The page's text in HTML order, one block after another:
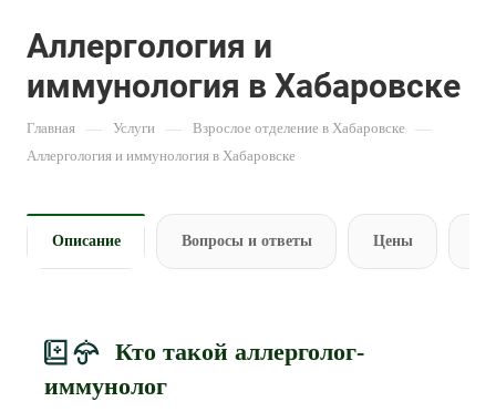
Аллергология и
иммунология в Хабаровске
Главная — Услуги — Взрослое отделение в Хабаровске —
Аллергология и иммунология в Хабаровске
Описание Вопросы и ответы Цены
Кто такой аллерголог-
иммунолог